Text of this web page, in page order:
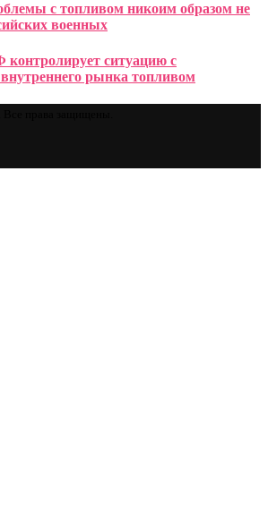
с топливом никоим образом не
военных
ситуацию с
внутреннего рынка топливом